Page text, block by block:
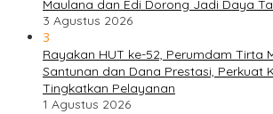
Maulana dan Edi Dorong Jadi Daya
3 Agustus 2026
3
Rayakan HUT ke-52, Perumdam Tirta
Santunan dan Dana Prestasi, Perkuat
Tingkatkan Pelayanan
1 Agustus 2026